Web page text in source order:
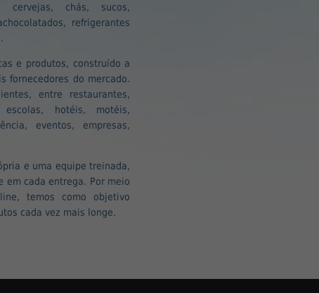
cervejas, chás, sucos,
refrigerantes
e produtos, construído a
fornecedores do mercado.
entre restaurantes,
hotéis, motéis,
eventos, empresas,
e uma equipe treinada,
em cada entrega. Por meio
temos como objetivo
cada vez mais longe.